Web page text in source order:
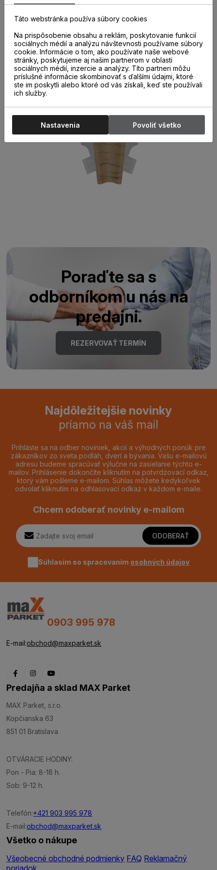
správne a kvalitne nainštalovaných parketových líšt. Ich
použitie nielen urýchľuje montáž líšt, ale aj chráni miesta
spojov pred poškodením.
Poraďte sa s
odborníkom u nás na
predajni.
REZERVOVAŤ TERMÍN
Najdôležitejšie novinky
priamo na váš mail
Prihláste sa na odber noviniek, akcií a výhodných ponúk pre
zákazníkov zo sveta podláh, dverí a bývania. Vašu e-mailovú
adresu budeme spracúvať výlučne na zasielanie týchto e-
mailov. Prihlásenie dokončíte kliknutím na potvrdzovací odkaz,
ktorý vám pošleme e-mailom. Súhlas môžete kedykoľvek
odvolať kliknutím na odhlasovací odkaz v každom e-maile.
Chcem odoberať novinky e-mailom
ODOBERAŤ
Súhlasím so spracovaním osobných údajov
0903 995 978
E-mail:obchod@maxparket.sk
Predajňa a sklad MAX Parket
MAX Parket, s.r.o.
Kopčianska 63
851 01 Bratislava
OTVÁRACIE HODINY:
Pon - Pia: 8-18 h.
Sob: 9-12 h.
Telefón:+421 903 995 978
E-mail:obchod@maxparket.sk
Všetko o nákupe
Všeobecné obchodné podmienky FAQ Reklamačný
poriadok
Táto webstránka používa súbory cookies
Na prispôsobenie obsahu a reklám, poskytovanie funkcií
sociálnych médií a analýzu návštevnosti používame súbory
cookie. Informácie o tom, ako používate naše webové
stránky, poskytujeme aj našim partnerom v oblasti
sociálnych médií, inzercie a analýzy. Títo partneri môžu
príslušné informácie skombinovať s ďalšími údajmi, ktoré
ste im poskytli alebo ktoré od vás získali, keď ste používali
ich služby.
Nastavenia Povoliť všetko